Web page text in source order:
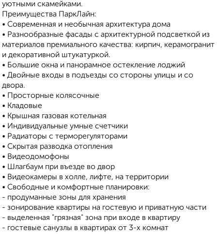
уютными скамейками.
Преимущества ПаркЛайн:
• Современная и необычная архитектура дома
• Разнообразные фасады с архитектурной подсветкой из
материалов премиального качества: кирпич, керамогранит
и декоративной штукатуркой.
• Большие окна и панорамное остекление лоджий
• Двойные входы в подъезды со стороны улицы и со
двора.
• Просторные колясочные
• Кладовые
• Крышная газовая котельная
• Индивидуальные умные счетчики
• Радиаторы с терморегуляторами
• Скрытая разводка отопления
• Видеодомофоны
• Шлагбаум при въезде во двор
• Видеокамеры в холле, лифте, на территории
• Свободные и комфортные планировки:
- продуманные зоны для хранения
- зонирование квартиры на гостевую и приватную части
- выделенная "грязная" зона при входе в квартиру
- гостевые санузлы в квартирах от 3-х комнат